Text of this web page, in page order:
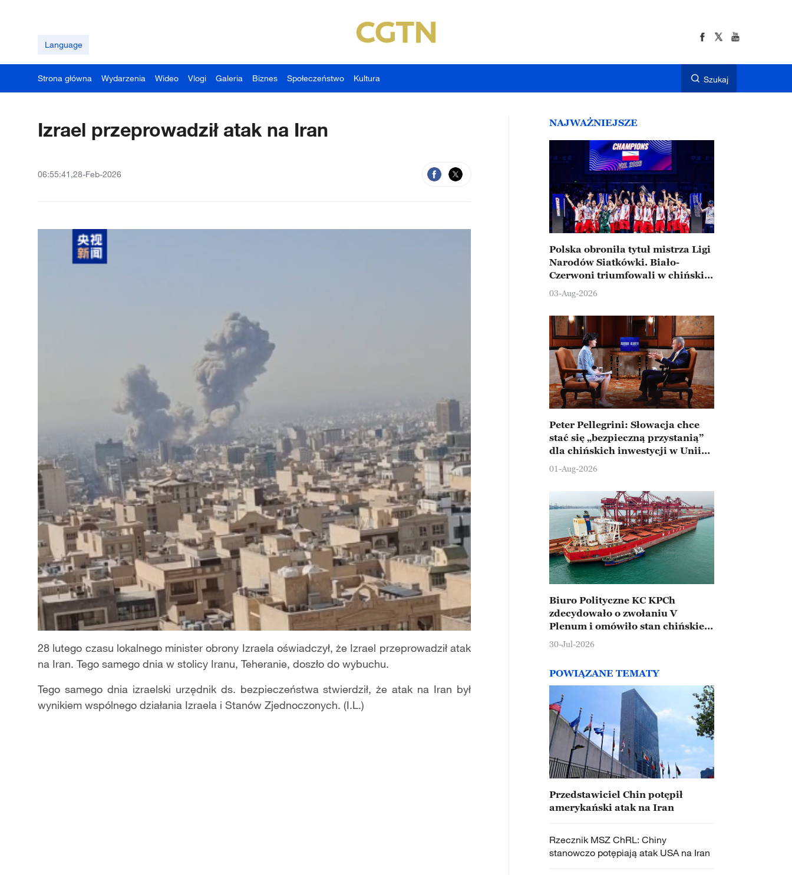
Language
Strona główna Wydarzenia Wideo Vlogi Galeria Biznes Społeczeństwo Kultura Szukaj
Izrael przeprowadził atak na Iran
06:55:41,28-Feb-2026
28 lutego czasu lokalnego minister obrony Izraela oświadczył, że Izrael przeprowadził atak
na Iran. Tego samego dnia w stolicy Iranu, Teheranie, doszło do wybuchu.
Tego samego dnia izraelski urzędnik ds. bezpieczeństwa stwierdził, że atak na Iran był
wynikiem wspólnego działania Izraela i Stanów Zjednoczonych. (I.L.)
NAJWAŻNIEJSZE
Polska obroniła tytuł mistrza Ligi
Narodów Siatkówki. Biało-
Czerwoni triumfowali w chińskim
Ningbo
03-Aug-2026
Peter Pellegrini: Słowacja chce
stać się „bezpieczną przystanią”
dla chińskich inwestycji w Unii
Europejskiej
01-Aug-2026
Biuro Polityczne KC KPCh
zdecydowało o zwołaniu V
Plenum i omówiło stan chińskiej
gospodarki
30-Jul-2026
POWIĄZANE TEMATY
Przedstawiciel Chin potępił
amerykański atak na Iran
Rzecznik MSZ ChRL: Chiny
stanowczo potępiają atak USA na Iran